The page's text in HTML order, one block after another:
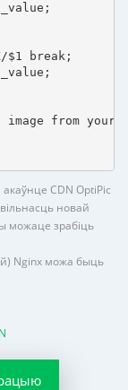
$1 break;
from your
CDN OptiPic
новай
можаце зрабіць
Nginx можа быць